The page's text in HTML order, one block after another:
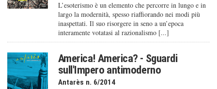
L’esoterismo è un elemento che percorre in lungo e in
largo la modernità, spesso riaffiorando nei modi più
inaspettati. Il suo risorgere in seno a un’epoca
interamente votatasi al razionalismo [...]
America! America? - Sguardi
sull'Impero antimoderno
Antarès n. 6/2014